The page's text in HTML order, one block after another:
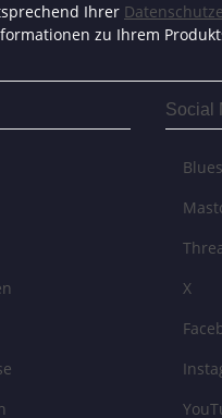
Ihrer
zu Ihrem
Social
X